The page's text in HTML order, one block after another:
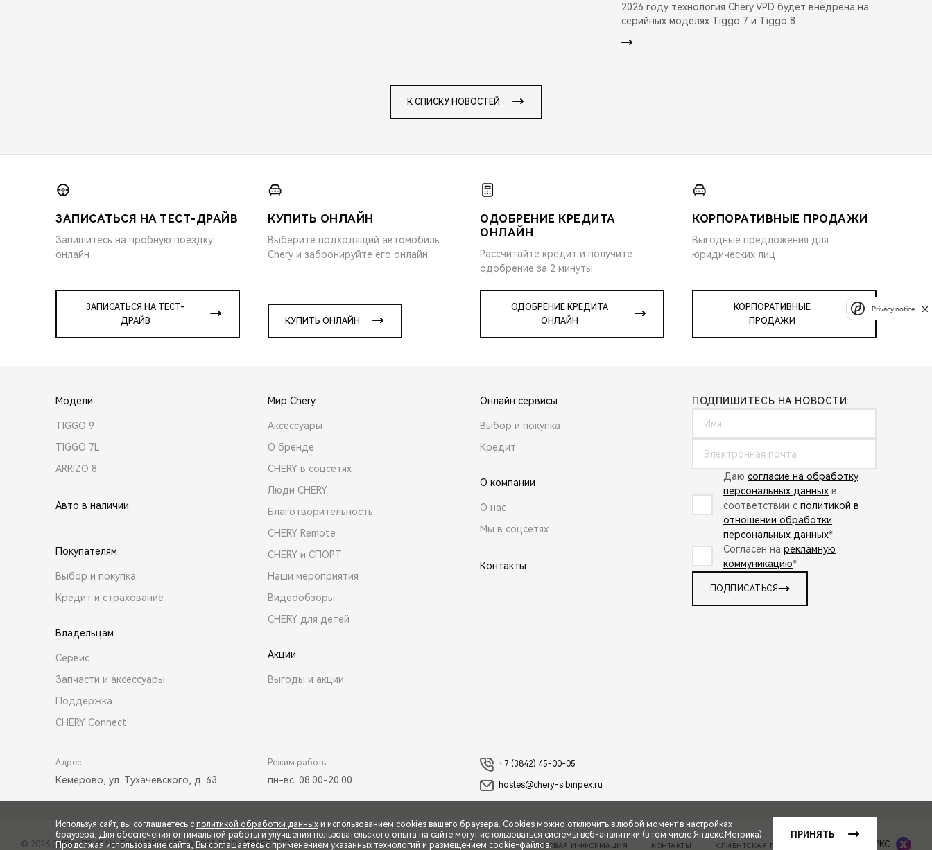
2026 году технология Chery VPD будет внедрена на
серийных моделях Tiggo 7 и Tiggo 8.
К СПИСКУ НОВОСТЕЙ
ЗАПИСАТЬСЯ НА ТЕСТ-ДРАЙВ
Запишитесь на пробную поездку
онлайн
ЗАПИСАТЬСЯ НА ТЕСТ-
ДРАЙВ
КУПИТЬ ОНЛАЙН
Выберите подходящий автомобиль
Chery и забронируйте его онлайн
КУПИТЬ ОНЛАЙН
ОДОБРЕНИЕ КРЕДИТА
ОНЛАЙН
Рассчитайте кредит и получите
одобрение за 2 минуты
ОДОБРЕНИЕ КРЕДИТА
ОНЛАЙН
КОРПОРАТИВНЫЕ ПРОДАЖИ
Выгодные предложения для
юридических лиц
КОРПОРАТИВНЫЕ
ПРОДАЖИ
Модели
TIGGO 9
TIGGO 7L
ARRIZO 8
Авто в наличии
Покупателям
Выбор и покупка
Кредит и страхование
Владельцам
Сервис
Запчасти и аксессуары
Поддержка
CHERY Connect
Мир Chery
Аксессуары
О бренде
CHERY в соцсетях
Люди CHERY
Благотворительность
CHERY Remote
CHERY и СПОРТ
Наши мероприятия
Видеообзоры
CHERY для детей
Акции
Выгоды и акции
Онлайн сервисы
Выбор и покупка
Кредит
О компании
О нас
Мы в соцсетях
Контакты
ПОДПИШИТЕСЬ НА НОВОСТИ:
Даю согласие на обработку
персональных данных в
соответствии с политикой в
отношении обработки
персональных данных*
Согласен на рекламную
коммуникацию*
ПОДПИСАТЬСЯ
Адрес:
Кемерово, ул. Тухачевского, д. 63
Режим работы:
пн-вс: 08:00-20:00
+7 (3842) 45-00-05
hostes@chery-sibinpex.ru
© 2026 СИБИНПЭКС НА ТУХАЧЕВСКОГО © 2026 ООО «ТЕНЕТ РУС» ПРАВОВАЯ ИНФОРМАЦИЯ КОНТАКТЫ КЛИЕНТСКАЯ ПОДДЕРЖКА Сделано в ПЕРКС
Используя сайт, вы соглашаетесь с политикой обработки данных и использованием cookies вашего браузера. Cookies можно отключить в любой момент в настройках
браузера. Для обеспечения оптимальной работы и улучшения пользовательского опыта на сайте могут использоваться системы веб-аналитики (в том числе Яндекс.Метрика).
Продолжая использование сайта, Вы соглашаетесь с применением указанных технологий и размещением cookie-файлов.
ПРИНЯТЬ
Privacy notice